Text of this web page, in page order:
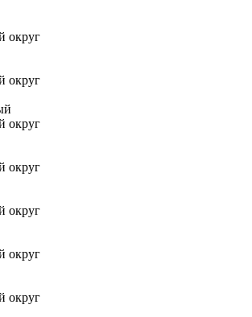
округ
округ
округ
округ
округ
округ
округ